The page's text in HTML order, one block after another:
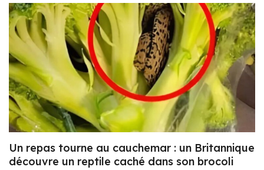
Un repas tourne au cauchemar : un Britannique
découvre un reptile caché dans son brocoli